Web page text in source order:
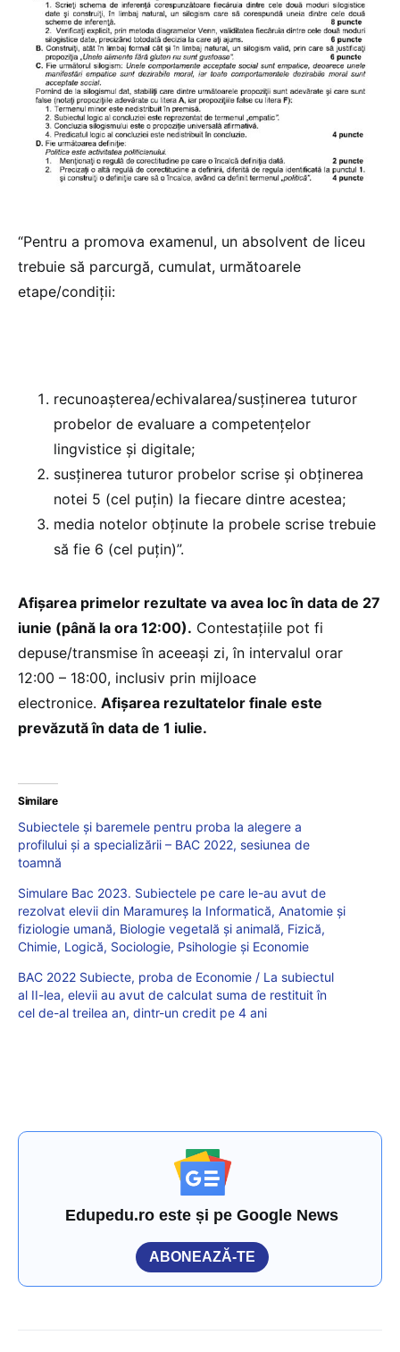
“Pentru a promova examenul, un absolvent de liceu
trebuie să parcurgă, cumulat, următoarele
etape/condiții:
recunoașterea/echivalarea/susținerea tuturor
probelor de evaluare a competențelor
lingvistice și digitale;
susținerea tuturor probelor scrise și obținerea
notei 5 (cel puțin) la fiecare dintre acestea;
media notelor obținute la probele scrise trebuie
să fie 6 (cel puțin)”.
Afișarea primelor rezultate va avea loc în data de 27
iunie (până la ora 12:00). Contestațiile pot fi
depuse/transmise în aceeași zi, în intervalul orar
12:00 – 18:00, inclusiv prin mijloace
electronice. Afișarea rezultatelor finale este
prevăzută în data de 1 iulie.
Similare
Subiectele și baremele pentru proba la alegere a
profilului și a specializării – BAC 2022, sesiunea de
toamnă
Simulare Bac 2023. Subiectele pe care le-au avut de
rezolvat elevii din Maramureș la Informatică, Anatomie și
fiziologie umană, Biologie vegetală și animală, Fizică,
Chimie, Logică, Sociologie, Psihologie și Economie
BAC 2022 Subiecte, proba de Economie / La subiectul
al II-lea, elevii au avut de calculat suma de restituit în
cel de-al treilea an, dintr-un credit pe 4 ani
Edupedu.ro este și pe Google News
ABONEAZĂ-TE